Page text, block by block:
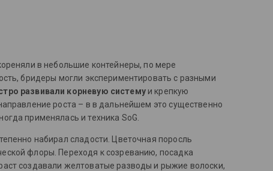
в небольшие контейнеры, по мере
бридеры могли экспериментировать с разными
развивали корневую системуи крепкую
роста – в в дальнейшем это существенно
применялась и техника SoG.
набирал сладости. Цветочная поросль
флоры. Переходя к созреванию, посадка
создавали желтоватые разводы и рыжие волоски,